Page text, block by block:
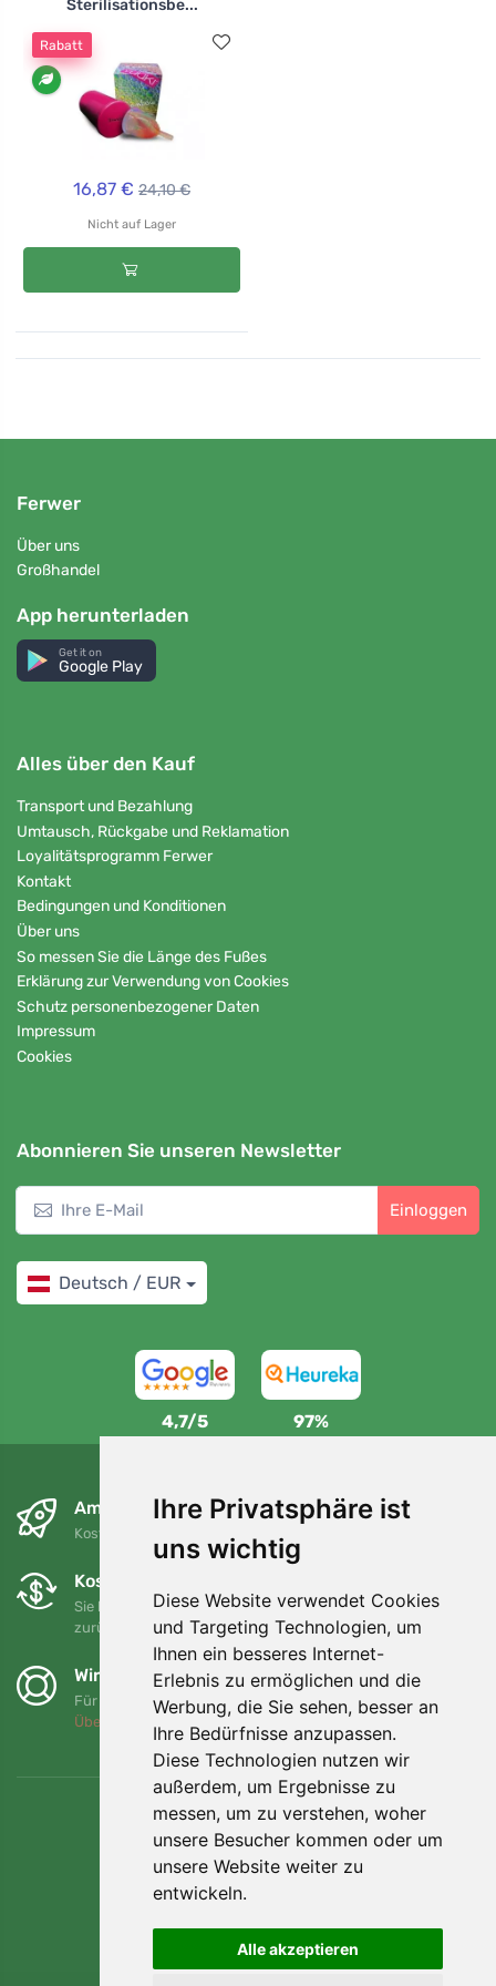
Ihre Privatsphäre ist
uns wichtig
Diese Website verwendet Cookies
und Targeting Technologien, um
Ihnen ein besseres Internet-
Erlebnis zu ermöglichen und die
Werbung, die Sie sehen, besser an
Ihre Bedürfnisse anzupassen.
Diese Technologien nutzen wir
außerdem, um Ergebnisse zu
messen, um zu verstehen, woher
unsere Besucher kommen oder um
unsere Website weiter zu
entwickeln.
Alle akzeptieren
Sterilisationsbe...
Rabatt
16,87 € 24,10 €
Nicht auf Lager
Ferwer
Über uns
Großhandel
App herunterladen
Get it on
Google Play
Alles über den Kauf
Transport und Bezahlung
Umtausch, Rückgabe und Reklamation
Loyalitätsprogramm Ferwer
Kontakt
Bedingungen und Konditionen
Über uns
So messen Sie die Länge des Fußes
Erklärung zur Verwendung von Cookies
Schutz personenbezogener Daten
Impressum
Cookies
Abonnieren Sie unseren Newsletter
Einloggen
Deutsch / EUR
4,7/5 97%
Am nächsten Tag und kostenlos
Kostenloser Versand für Bestellungen über 80 EUR
Kostenloser Umtausch und Rückgabe
Sie können Ihre Bestellung jederzeit innerhalb von 90 Tagen
zurückgeben oder umtauschen.
Wir unterstützen Trees.org
Für jede Bestellung pflanzen wir einen Baum! Mehr lesen
Über uns